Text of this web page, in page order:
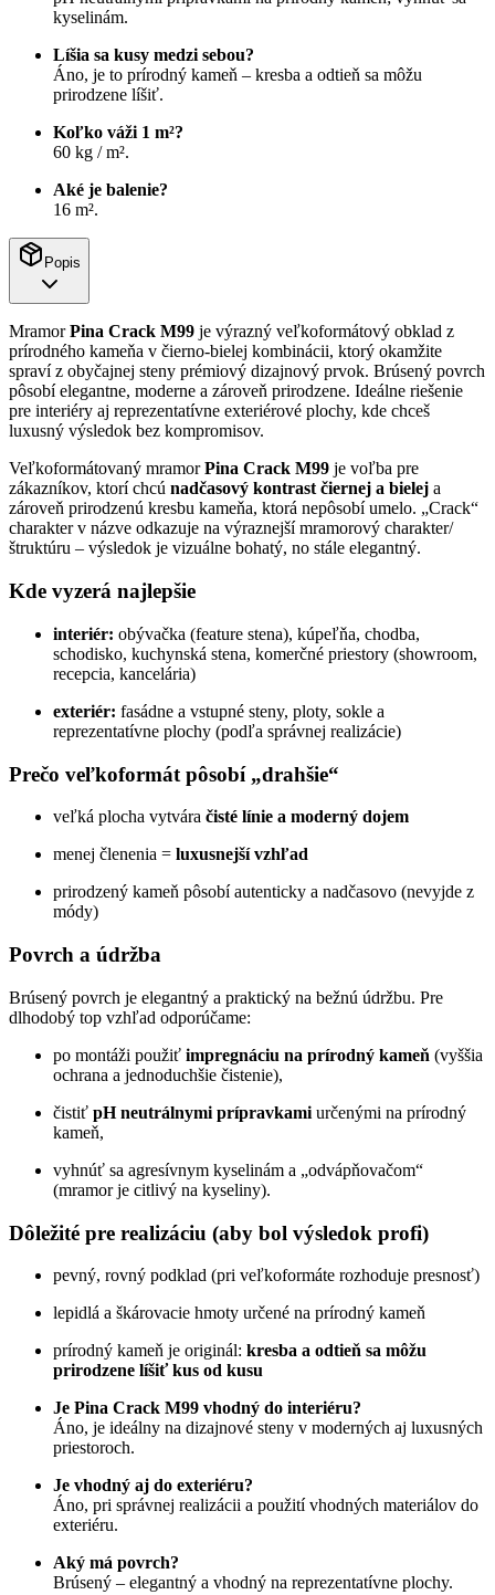
kyselinám.
Líšia sa kusy medzi sebou?
Áno, je to prírodný kameň – kresba a odtieň sa môžu
prirodzene líšiť.
Koľko váži 1 m²?
60 kg / m².
Aké je balenie?
16 m².
Popis
MramorPina Crack M99 je výrazný veľkoformátový obklad z
prírodného kameňa v čierno-bielej kombinácii, ktorý okamžite
spraví z obyčajnej steny prémiový dizajnový prvok. Brúsený povrch
pôsobí elegantne, moderne a zároveň prirodzene. Ideálne riešenie
pre interiéry aj reprezentatívne exteriérové plochy, kde chceš
luxusný výsledok bez kompromisov.
Veľkoformátovaný mramorPina Crack M99 je voľba pre
zákazníkov, ktorí chcú nadčasový kontrast čiernej a bielej a
zároveň prirodzenú kresbu kameňa, ktorá nepôsobí umelo. „Crack“
charakter v názve odkazuje na výraznejší mramorový charakter/
štruktúru – výsledok je vizuálne bohatý, no stále elegantný.
Kde vyzerá najlepšie
interiér: obývačka (feature stena), kúpeľňa, chodba,
schodisko, kuchynská stena, komerčné priestory (showroom,
recepcia, kancelária)
exteriér: fasádne a vstupné steny, ploty, sokle a
reprezentatívne plochy (podľa správnej realizácie)
Prečo veľkoformát pôsobí „drahšie“
veľká plocha vytvára čisté línie a moderný dojem
menej členenia = luxusnejší vzhľad
prirodzený kameň pôsobí autenticky a nadčasovo (nevyjde z
módy)
Povrch a údržba
Brúsený povrch je elegantný a praktický na bežnú údržbu. Pre
dlhodobý top vzhľad odporúčame:
po montáži použiť impregnáciu na prírodný kameň (vyššia
ochrana a jednoduchšie čistenie),
čistiť pH neutrálnymi prípravkami určenými na prírodný
kameň,
vyhnúť sa agresívnym kyselinám a „odvápňovačom“
(mramor je citlivý na kyseliny).
Dôležité pre realizáciu (aby bol výsledok profi)
pevný, rovný podklad (pri veľkoformáte rozhoduje presnosť)
lepidlá a škárovacie hmoty určené na prírodný kameň
prírodný kameň je originál: kresba a odtieň sa môžu
prirodzene líšiť kus od kusu
Je Pina Crack M99 vhodný do interiéru?
Áno, je ideálny na dizajnové steny v moderných aj luxusných
priestoroch.
Je vhodný aj do exteriéru?
Áno, pri správnej realizácii a použití vhodných materiálov do
exteriéru.
Aký má povrch?
Brúsený – elegantný a vhodný na reprezentatívne plochy.